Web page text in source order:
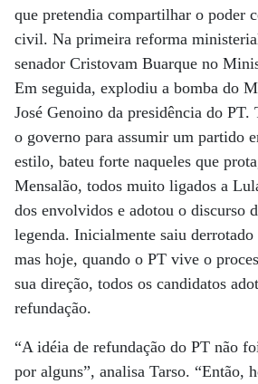
que pretendia compartilhar o poder
civil. Na primeira reforma
senador Cristovam Buarque no
Em seguida, explodiu a bomba do
José Genoino da presidência do PT.
o governo para assumir um partido
estilo, bateu forte naqueles que
Mensalão, todos muito ligados a
dos envolvidos e adotou o discurso
legenda. Inicialmente saiu
mas hoje, quando o PT vive o
sua direção, todos os candidatos
refundação.
“A idéia de refundação do PT não
por alguns”, analisa Tarso. “Então,